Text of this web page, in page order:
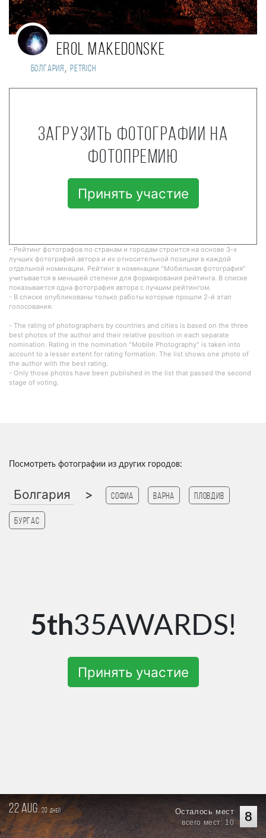
Erol Makedonske
Болгария , Petrich
Загрузить фотографии на
фотопремию
Принять участие
- Рейтинг фотографов по странам и городам строится на основе 3-х
лучших фотографий автора и их относительной позиции в каждой
отдельной номинации. Рейтинг в номинации "Мобильная фотография"
учитывается в меньшей степени для формирования рейтинга. В списке
показывается одна фотография автора с лучшим рейтингом.
- В списке опубликованы только работы которые прошли 2-й этап
голосования.
- The rating of photographers by countries and cities is based on the three
best photos of the author and their relative position in each separate
nomination. Rating in the nomination "Mobile Photography" is taken into
account to a lesser extent for rating formation. The list shows one photo of
the author with the best rating.
- Only those photos have been published in the list that passed the second
stage of voting.
Посмотреть фотографии из других городов:
Болгария > Софиа Варна Пловдив
Бургас
5th35AWARDS!
Принять участие
22 aug. 20 дней 8
Осталось мест
всего мест: 10